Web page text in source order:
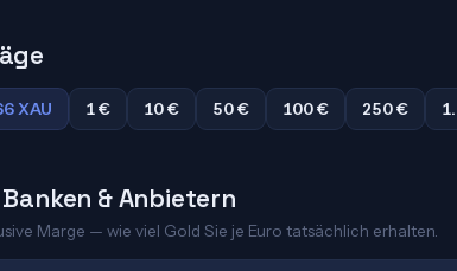
XAU 1 € 10 € 50 € 100 € 250 €
Banken & Anbietern
Marge — wie viel Gold Sie je Euro tatsächlich erhalten.